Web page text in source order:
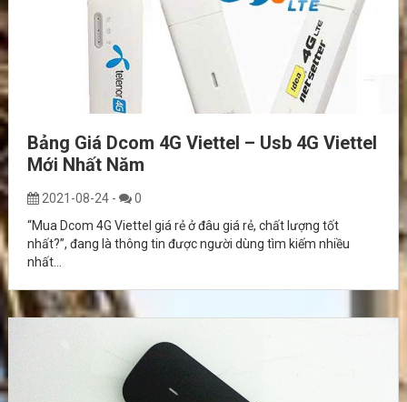
Bảng Giá Dcom 4G Viettel – Usb 4G Viettel
Mới Nhất Năm
2021-08-24 -
0
“Mua Dcom 4G Viettel giá rẻ ở đâu giá rẻ, chất lượng tốt
nhất?”, đang là thông tin được người dùng tìm kiếm nhiều
nhất...